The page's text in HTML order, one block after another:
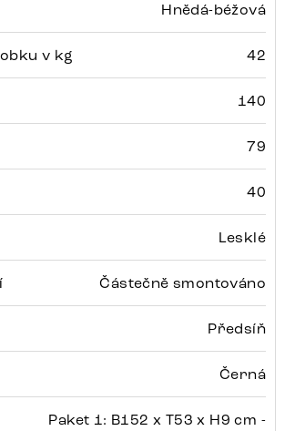
Hnědá-béžová
v kg 42
140
79
40
Lesklé
Částečně smontováno
Předsíň
Černá
Paket 1: B152 x T53 x H9 cm -